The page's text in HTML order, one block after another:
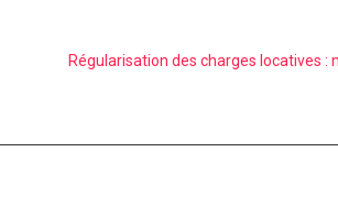
Régularisation des charges locatives